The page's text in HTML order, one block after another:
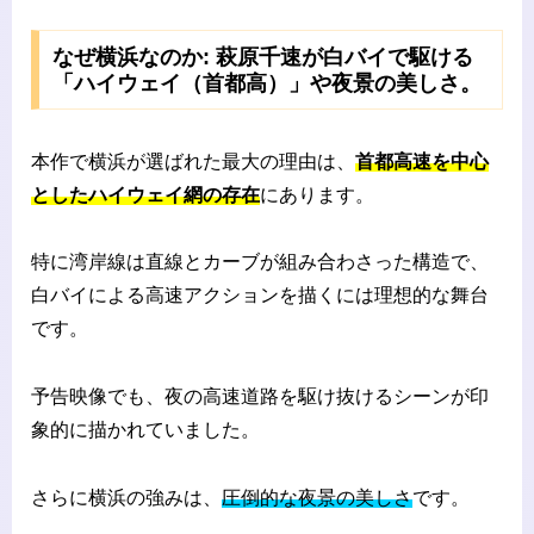
なぜ横浜なのか: 萩原千速が白バイで駆ける
「ハイウェイ（首都高）」や夜景の美しさ。
本作で横浜が選ばれた最大の理由は、 首都高速を中心
としたハイウェイ網の存在にあります。
特に湾岸線は直線とカーブが組み合わさった構造で、
白バイによる高速アクションを描くには理想的な舞台
です。
予告映像でも、夜の高速道路を駆け抜けるシーンが印
象的に描かれていました。
さらに横浜の強みは、 圧倒的な夜景の美しさです。